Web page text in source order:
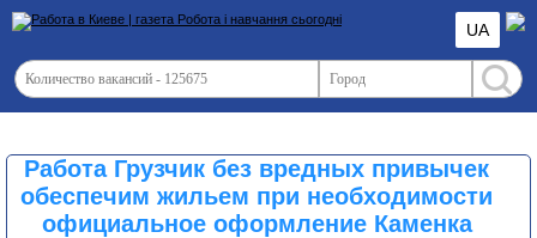
UA
Работа Грузчик без вредных привычек
обеспечим жильем при необходимости
официальное оформление Каменка